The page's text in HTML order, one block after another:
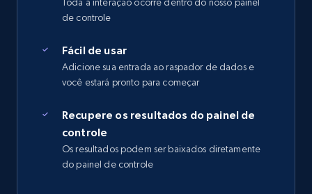
de controle
Fácil de usar
Adicione sua entrada ao raspador de dados e
você estará pronto para começar
Recupere os resultados do painel de
controle
Os resultados podem ser baixados diretamente
do painel de controle